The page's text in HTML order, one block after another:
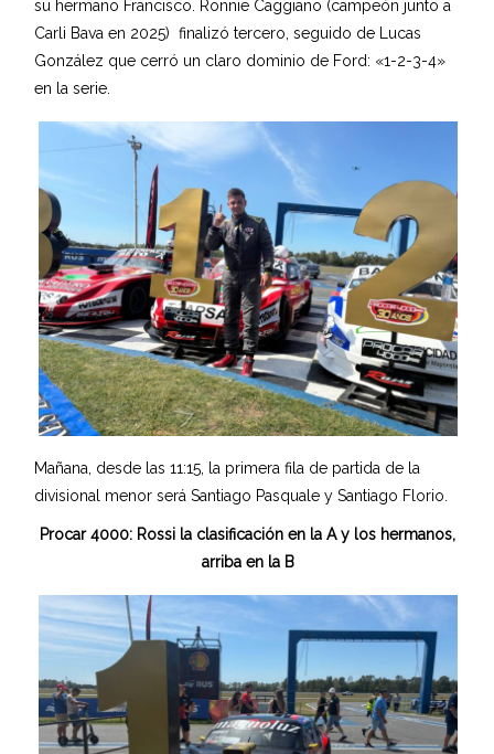
su hermano Francisco. Ronnie Caggiano (campeón junto a
Carli Bava en 2025) finalizó tercero, seguido de Lucas
González que cerró un claro dominio de Ford: «1-2-3-4»
en la serie.
Mañana, desde las 11:15, la primera fila de partida de la
divisional menor será Santiago Pasquale y Santiago Florio.
Procar 4000: Rossi la clasificación en la A y los hermanos,
arriba en la B